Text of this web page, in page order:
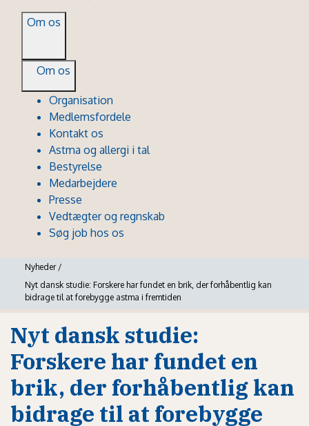
Om os
Om os
Organisation
Medlemsfordele
Kontakt os
Astma og allergi i tal
Bestyrelse
Medarbejdere
Presse
Vedtægter og regnskab
Søg job hos os
Nyheder /
Nyt dansk studie: Forskere har fundet en brik, der forhåbentlig kan
bidrage til at forebygge astma i fremtiden
Nyt dansk studie:
Forskere har fundet en
brik, der forhåbentlig kan
bidrage til at forebygge